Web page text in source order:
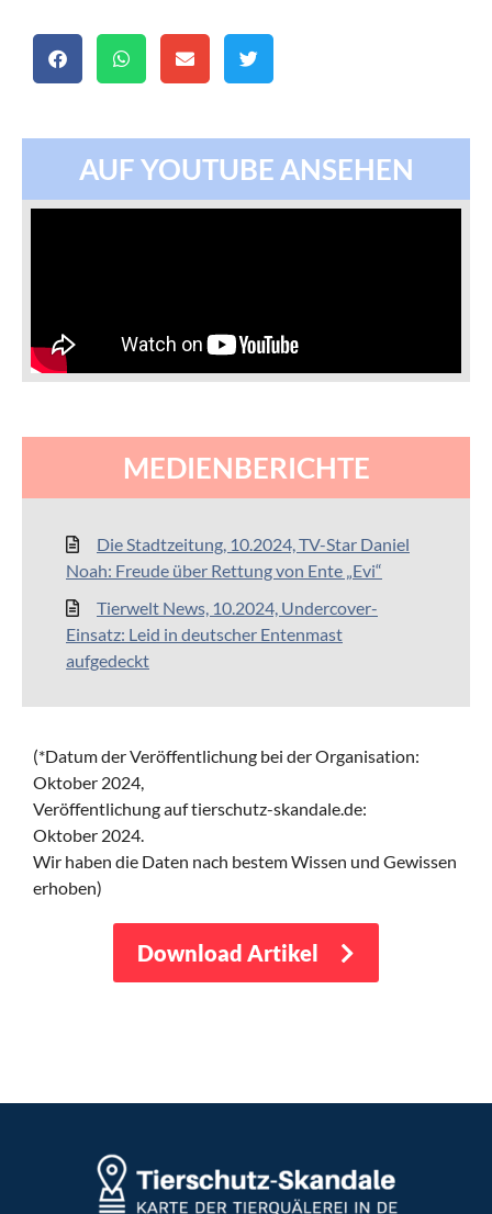
AUF YOUTUBE ANSEHEN
MEDIENBERICHTE
Die Stadtzeitung, 10.2024, TV-Star Daniel
Noah: Freude über Rettung von Ente „Evi“
Tierwelt News, 10.2024, Undercover-
Einsatz: Leid in deutscher Entenmast
aufgedeckt
(*Datum der Veröffentlichung bei der Organisation:
Oktober 2024,
Veröffentlichung auf tierschutz-skandale.de:
Oktober 2024.
Wir haben die Daten nach bestem Wissen und Gewissen
erhoben)
Download Artikel